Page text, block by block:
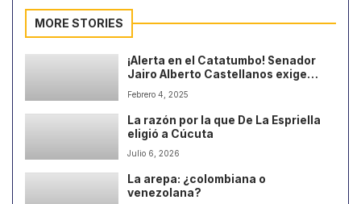
MORE STORIES
¡Alerta en el Catatumbo! Senador
Jairo Alberto Castellanos exige
claridad sobre recursos para
enfrentar la crisis
Febrero 4, 2025
La razón por la que De La Espriella
eligió a Cúcuta
Julio 6, 2026
La arepa: ¿colombiana o
venezolana?